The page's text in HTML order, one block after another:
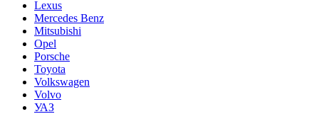
Lexus
Mercedes Benz
Mitsubishi
Opel
Porsche
Toyota
Volkswagen
Volvo
УАЗ